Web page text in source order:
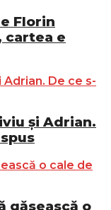
Florin
cartea e
și Adrian.
găsească o